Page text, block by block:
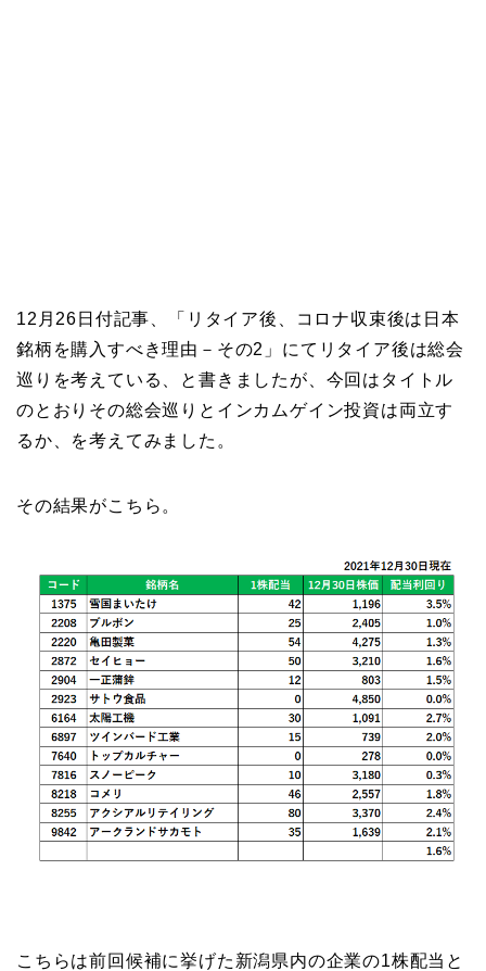
12月26日付記事、「リタイア後、コロナ収束後は日本
銘柄を購入すべき理由－その2」にてリタイア後は総会
巡りを考えている、と書きましたが、今回はタイトル
のとおりその総会巡りとインカムゲイン投資は両立す
るか、を考えてみました。
その結果がこちら。
こちらは前回候補に挙げた新潟県内の企業の1株配当と